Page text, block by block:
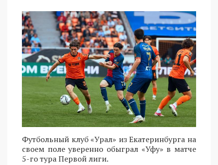
Футбольный клуб «Урал» из Екатеринбурга на
своем поле уверенно обыграл «Уфу» в матче
5-го тура Первой лиги.